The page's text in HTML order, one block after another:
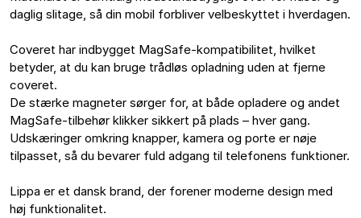
daglig slitage, så din mobil forbliver velbeskyttet i hverdagen.
Coveret har indbygget MagSafe-kompatibilitet, hvilket
betyder, at du kan bruge trådløs opladning uden at fjerne
coveret.
De stærke magneter sørger for, at både opladere og andet
MagSafe-tilbehør klikker sikkert på plads – hver gang.
Udskæringer omkring knapper, kamera og porte er nøje
tilpasset, så du bevarer fuld adgang til telefonens funktioner.
Lippa er et dansk brand, der forener moderne design med
høj funktionalitet.